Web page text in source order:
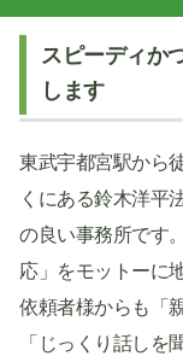
スピーディか
します
東武宇都宮駅から
くにある鈴木洋平
の良い事務所です
応」をモットーに
依頼者様からも「
「じっくり話しを